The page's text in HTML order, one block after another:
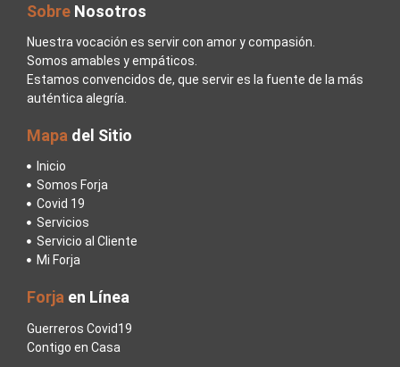
Sobre Nosotros
Nuestra vocación es servir con amor y compasión.
Somos amables y empáticos.
Estamos convencidos de, que servir es la fuente de la más
auténtica alegría.
Mapa del Sitio
Inicio
Somos Forja
Covid 19
Servicios
Servicio al Cliente
Mi Forja
Forja en Línea
Guerreros Covid19
Contigo en Casa